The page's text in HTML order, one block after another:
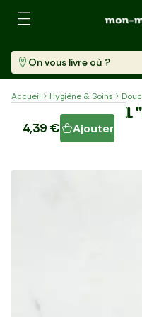
On vous livre où ?
Accueil Hygiène & Soins
Le Gel douche lait
4,39 € Ajouter